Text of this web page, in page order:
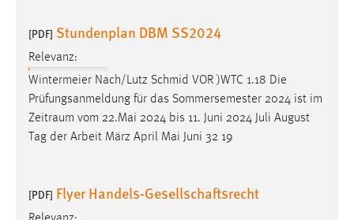
[PDF] Stundenplan DBM SS2024
Relevanz:
Wintermeier Nach/Lutz Schmid VOR )WTC 1.18 Die
Prüfungsanmeldung für das Sommersemester 2024 ist im
Zeitraum vom 22.Mai 2024 bis 11. Juni 2024 Juli August
Tag der Arbeit März April Mai Juni 32 19
[PDF] Flyer Handels-Gesellschaftsrecht
Name:
chat-frame-style-5e9dbeb1811c0446
Zweck:
Wird benötigt um die Chatfunktion nutzen zu können.
Cookie Laufzeit:
Jahre, MIBEW_UserID = 1 Jahr